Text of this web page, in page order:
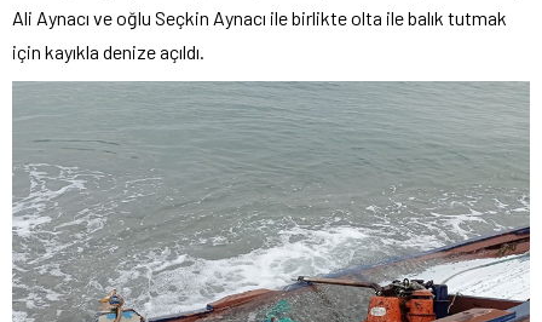
Ali Aynacı ve oğlu Seçkin Aynacı ile birlikte olta ile balık tutmak
için kayıkla denize açıldı.